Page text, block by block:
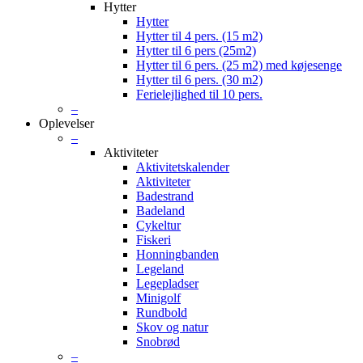
Hytter
Hytter
Hytter til 4 pers. (15 m2)
Hytter til 6 pers (25m2)
Hytter til 6 pers. (25 m2) med køjesenge
Hytter til 6 pers. (30 m2)
Ferielejlighed til 10 pers.
–
Oplevelser
–
Aktiviteter
Aktivitetskalender
Aktiviteter
Badestrand
Badeland
Cykeltur
Fiskeri
Honningbanden
Legeland
Legepladser
Minigolf
Rundbold
Skov og natur
Snobrød
–